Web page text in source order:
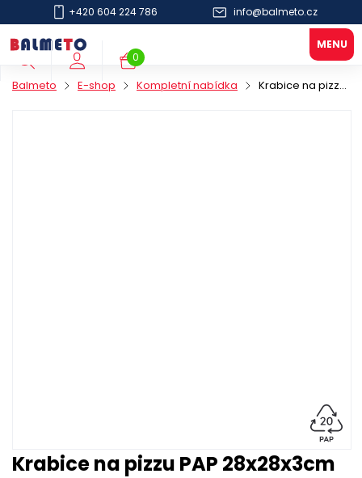
+420 604 224 786 info@balmeto.cz
0
Balmeto E-shop Kompletní nabídka Krabice na pizzu PAP 28x28x3cm standard KU
Krabice na pizzu PAP 28x28x3cm